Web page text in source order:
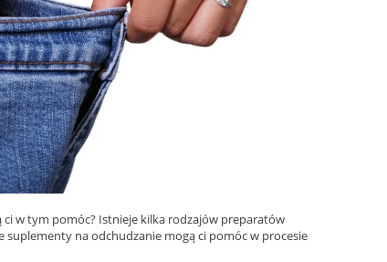
ci w tym pomóc? Istnieje kilka rodzajów preparatów
suplementy na odchudzanie mogą ci pomóc w procesie